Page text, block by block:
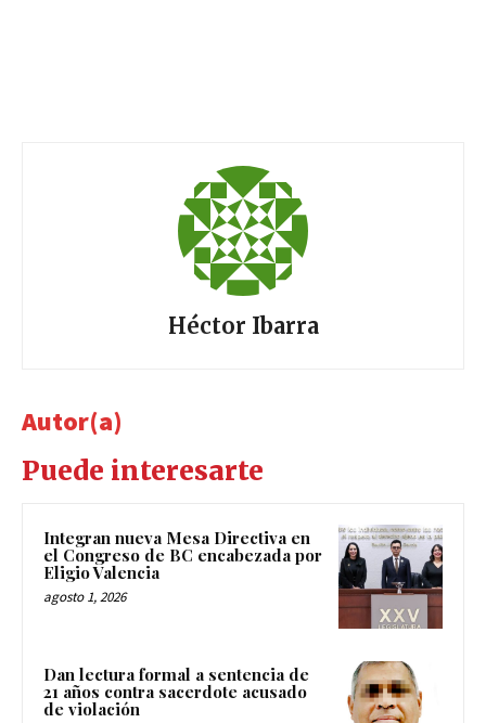
Héctor Ibarra
Autor(a)
Puede interesarte
Integran nueva Mesa Directiva en
el Congreso de BC encabezada por
Eligio Valencia
agosto 1, 2026
Dan lectura formal a sentencia de
21 años contra sacerdote acusado
de violación